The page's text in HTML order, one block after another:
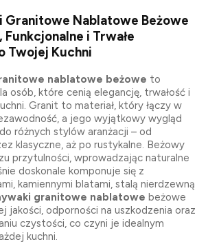
Granitowe Nablatowe Beżowe
i Trwałe
Twojej Kuchni
nablatowe beżowe to
osób, które cenią elegancję, trwałość i
Granit to materiał, który łączy w
a jego wyjątkowy wygląd
różnych stylów aranżacji – od
klasyczne, aż po rustykalne. Beżowy
przytulności, wprowadzając naturalne
doskonale komponuje się z
kamiennymi blatami, stalą nierdzewną
granitowe nablatowe beżowe
jakości, odporności na uszkodzenia oraz
czystości, co czyni je idealnym
kuchni.